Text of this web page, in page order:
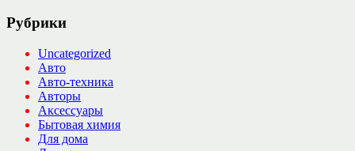
Рубрики
Uncategorized
Авто
Авто-техника
Авторы
Аксессуары
Бытовая химия
Для дома